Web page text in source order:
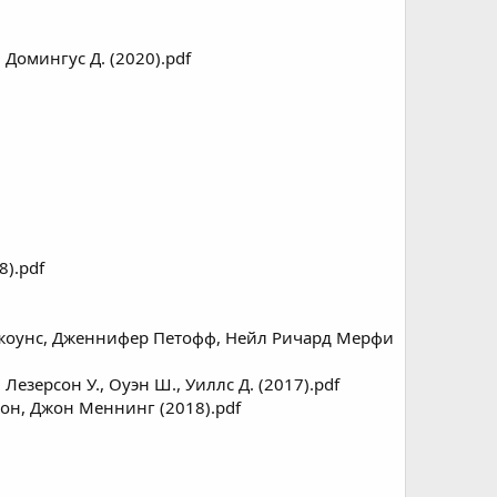
Домингус Д. (2020).pdf
Дженнифер Петофф, Нейл Ричард Мерфи
У., Оуэн Ш., Уиллс Д. (2017).pdf
Джон Меннинг (2018).pdf